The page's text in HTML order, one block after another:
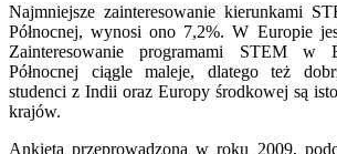
Najmniejsze zainteresowanie kierunkami
Północnej, wynosi ono 7,2%. W Europie
Zainteresowanie programami STEM w
Północnej ciągle maleje, dlatego też
studenci z Indii oraz Europy środkowej są
krajów.
Ankieta przeprowadzona w roku 2009,